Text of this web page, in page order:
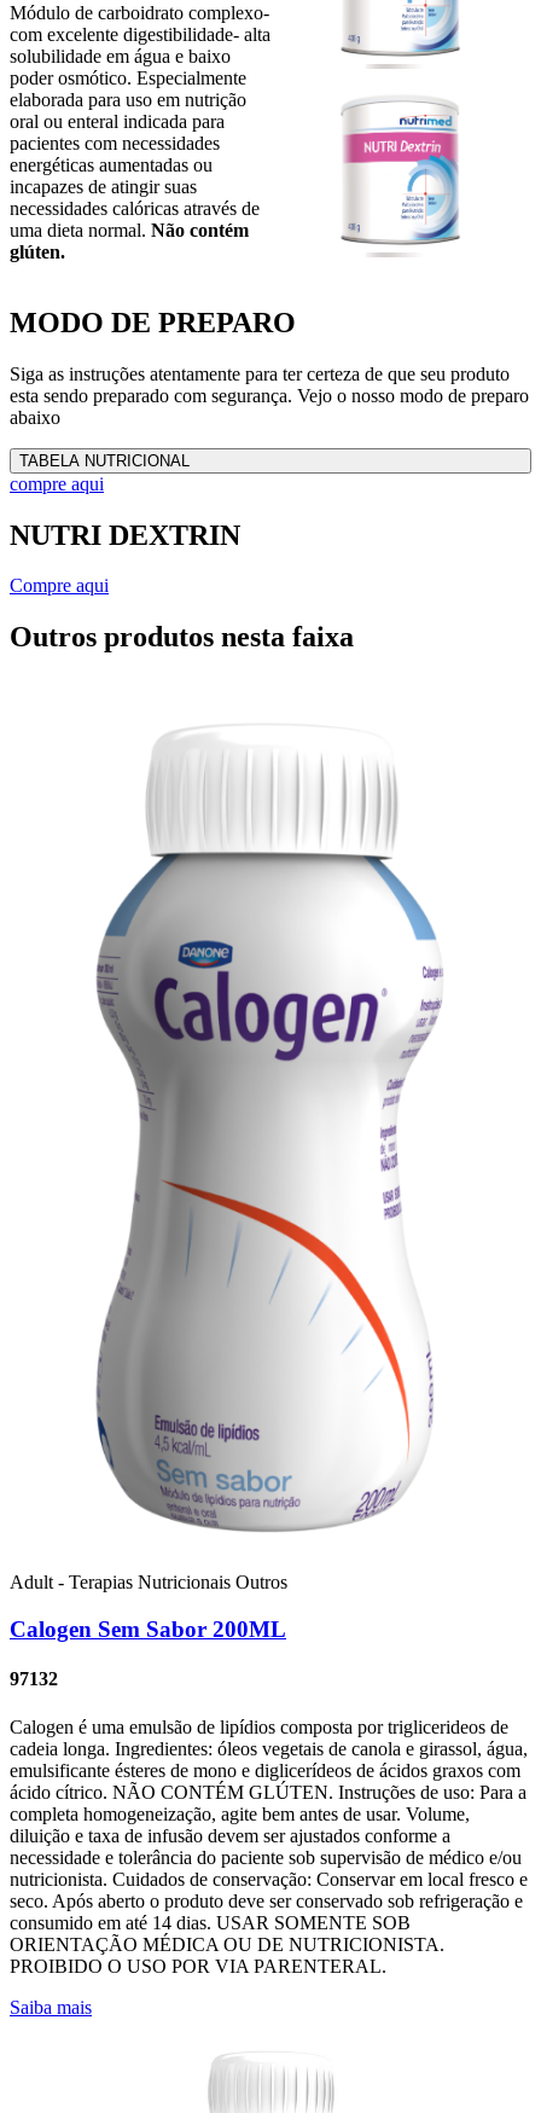
Módulo de carboidrato complexo-
com excelente digestibilidade- alta
solubilidade em água e baixo
poder osmótico. Especialmente
elaborada para uso em nutrição
oral ou enteral indicada para
pacientes com necessidades
energéticas aumentadas ou
incapazes de atingir suas
necessidades calóricas através de
uma dieta normal. Não contém
glúten.
MODO DE PREPARO
Siga as instruções atentamente para ter certeza de que seu produto
esta sendo preparado com segurança. Vejo o nosso modo de preparo
abaixo
TABELA NUTRICIONAL
compre aqui
NUTRI DEXTRIN
Compre aqui
Outros produtos nesta faixa
Adult - Terapias Nutricionais Outros
Calogen Sem Sabor 200ML
97132
Calogen é uma emulsão de lipídios composta por triglicerideos de
cadeia longa. Ingredientes: óleos vegetais de canola e girassol, água,
emulsificante ésteres de mono e diglicerídeos de ácidos graxos com
ácido cítrico. NÃO CONTÉM GLÚTEN. Instruções de uso: Para a
completa homogeneização, agite bem antes de usar. Volume,
diluição e taxa de infusão devem ser ajustados conforme a
necessidade e tolerância do paciente sob supervisão de médico e/ou
nutricionista. Cuidados de conservação: Conservar em local fresco e
seco. Após aberto o produto deve ser conservado sob refrigeração e
consumido em até 14 dias. USAR SOMENTE SOB
ORIENTAÇÃO MÉDICA OU DE NUTRICIONISTA.
PROIBIDO O USO POR VIA PARENTERAL.
Saiba mais